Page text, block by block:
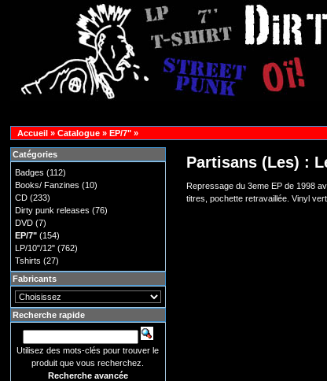
Accueil »Catalogue »EP/7" »
Partisans (Les) :
Repressage du 3eme EP de 1998
titres, pochette retravaillée. Vinyl vert
Catégories
Badges (112)
Books/ Fanzines (10)
CD (233)
Dirty punk releases (76)
DVD (7)
EP/7" (154)
LP/10"/12" (762)
Tshirts (27)
Fabricants
Recherche rapide
Utilisez des mots-clés pour trouver le
produit que vous recherchez.
Recherche avancée